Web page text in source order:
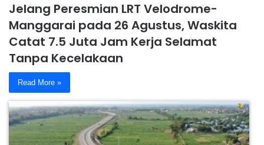
Jelang Peresmian LRT Velodrome-
Manggarai pada 26 Agustus, Waskita
Catat 7.5 Juta Jam Kerja Selamat
Tanpa Kecelakaan
Read More »